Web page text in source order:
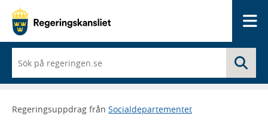
du
börjar
skriva
framträder
Regeringsuppdrag från Socialdepartementet